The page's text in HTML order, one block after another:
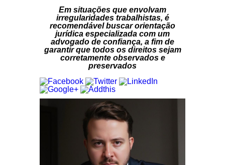
Em situações que envolvam
irregularidades trabalhistas, é
recomendável buscar orientação
jurídica especializada com um
advogado de confiança, a fim de
garantir que todos os direitos sejam
corretamente observados e
preservados